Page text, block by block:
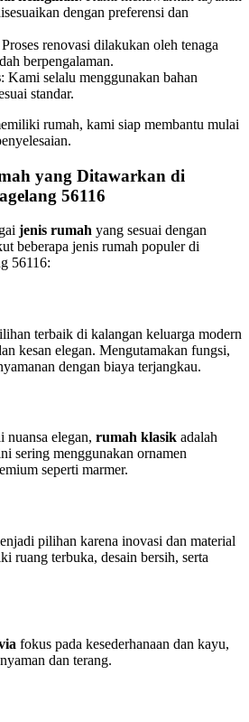
dengan preferensi dan
Proses renovasi dilakukan oleh tenaga
berpengalaman.
: Kami selalu menggunakan bahan
standar.
rumah, kami siap membantu mulai
yang Ditawarkan di
56116
jenis rumah yang sesuai dengan
beberapa jenis rumah populer di
56116:
terbaik di kalangan keluarga modern
kesan elegan. Mengutamakan fungsi,
dengan biaya terjangkau.
elegan, rumah klasik adalah
sering menggunakan ornamen
seperti marmer.
pilihan karena inovasi dan material
ruang terbuka, desain bersih, serta
fokus pada kesederhanaan dan kayu,
dan terang.